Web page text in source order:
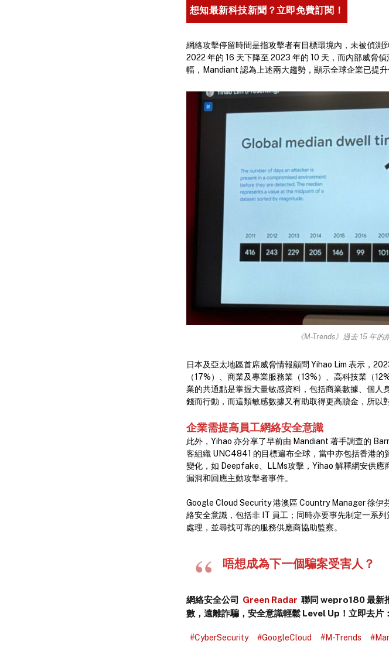
想知最新科技新聞？立即免費訂閱！
網絡攻擊停留時間是指攻擊者有目標環境內，未被偵
2022 年的 16 天下降至 2023 年的 10 天，而內部威脅
幅，Mandiant 認為上述兩大趨勢，顯示全球企業已提升
《M-Trends》過去 15 年
日本及亞太地區首席威脅情報顧問 Yihao Lim 表示，
（17%）、商業及專業服務業（13%）、高科技業（
業的共通點是掌握大量敏感資料，包括商業數據、個
錢而行動，而這類敏感數據又有助取得更高贖金，所以
企業需提高員工網絡安全意識
此外，Yihao 亦分享了早前由 Mandiant 著手調查的
客組織 UNC4841 的目標遍布全球，當中亦包括香港的
變化，如 Deepfake、LLMs攻擊，Yihao 解釋網安供應
漏洞和回應主動攻擊者事件。
Google Cloud Security 港澳區 Country Manager 徐伊
絡安全意識，包括非 IT 員工；同時亦要事先制定一系
處理，並尋找可靠的服務供應商協助監察。
唔想成為下一個騙案受害人？
網絡安全公司 Green Radar 聯同 wepro180 最新
數，遠離詐騙，安全意識輕鬆 Level Up！立即去片：
#CyberSecurity #GoogleCloud #M-Trends